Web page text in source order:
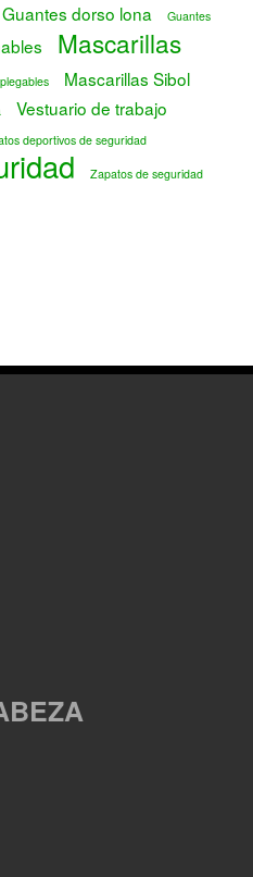
Guantes dorso lona
Guantes
Mascarillas
Mascarillas Sibol
Vestuario de trabajo
deportivos de seguridad
Zapatos de seguridad